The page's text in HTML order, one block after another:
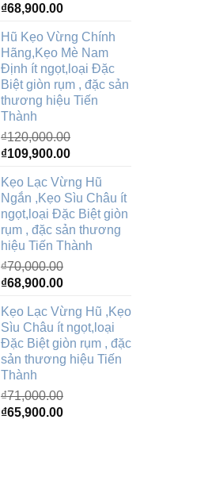
Giá
là:
₫79,000.00.
₫68,900.00Giá
tại
là:
₫68,900.00.
Hũ Kẹo Vừng Chính
Hãng,Kẹo Mè Nam
Định ít ngọt,loại Đặc
Biệt giòn rụm , đặc sản
thương hiệu Tiến
Thành
₫120,000.00
Giá
là:
₫120,000.00.
₫109,900.00Giá
tại
là:
₫109,900.00.
Kẹo Lạc Vừng Hũ
Ngắn ,Kẹo Sìu Châu ít
ngọt,loại Đặc Biệt giòn
rụm , đặc sản thương
hiệu Tiến Thành
₫70,000.00
Giá
là:
₫70,000.00.
₫68,900.00Giá
tại
là:
₫68,900.00.
Kẹo Lạc Vừng Hũ ,Kẹo
Sìu Châu ít ngọt,loại
Đặc Biệt giòn rụm , đặc
sản thương hiệu Tiến
Thành
₫71,000.00
Giá
₫65,900.00Giá